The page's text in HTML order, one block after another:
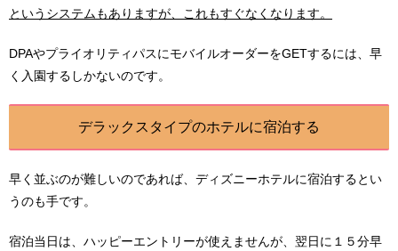
というシステムもありますが、これもすぐなくなります。
DPAやプライオリティパスにモバイルオーダーをGETするには、早
く入園するしかないのです。
デラックスタイプのホテルに宿泊する
早く並ぶのが難しいのであれば、ディズニーホテルに宿泊するとい
うのも手です。
宿泊当日は、ハッピーエントリーが使えませんが、翌日に１５分早